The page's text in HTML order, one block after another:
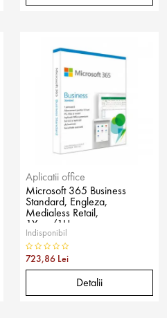
Aplicatii office
Microsoft 365 Business
Standard, Engleza,
Medialess Retail,
1Year/1User
Indisponibil
723,86 Lei
Detalii